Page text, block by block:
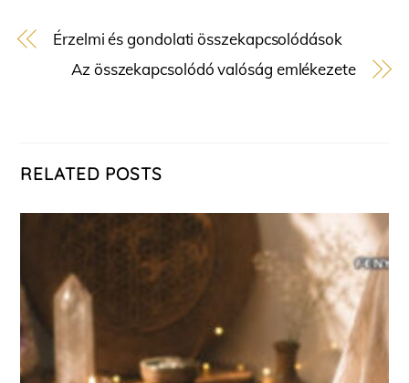
Érzelmi és gondolati összekapcsolódások
Az összekapcsolódó valóság emlékezete
RELATED POSTS